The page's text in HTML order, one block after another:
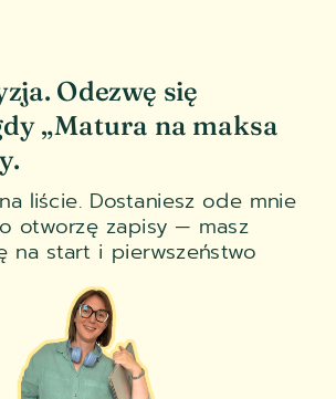
Odezwę się
„Matura na maksa
liście. Dostaniesz ode mnie
otworzę zapisy — masz
na start i pierwszeństwo